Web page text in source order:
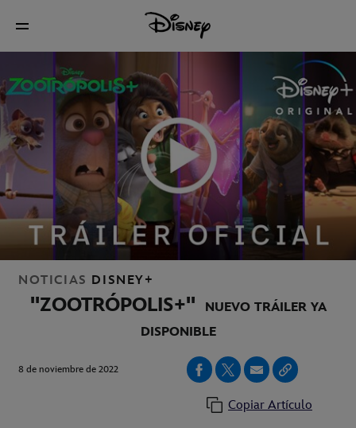
NOTICIAS DISNEY+
''ZOOTRÓPOLIS+''
NUEVO TRÁILER YA
DISPONIBLE
8 de noviembre de 2022
Copiar Artículo